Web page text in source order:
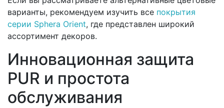
варианты, рекомендуем изучить все покрытия
серии Sphera Orient, где представлен широкий
ассортимент декоров.
Инновационная защита
PUR и простота
обслуживания